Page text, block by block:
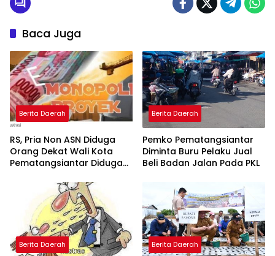
Baca Juga
Berita Daerah
RS, Pria Non ASN Diduga
Orang Dekat Wali Kota
Pematangsiantar Diduga
Kontraktor
Berita Daerah
Pemko Pematangsiantar
Diminta Buru Pelaku Jual
Beli Badan Jalan Pada PKL
Berita Daerah Berita Daerah